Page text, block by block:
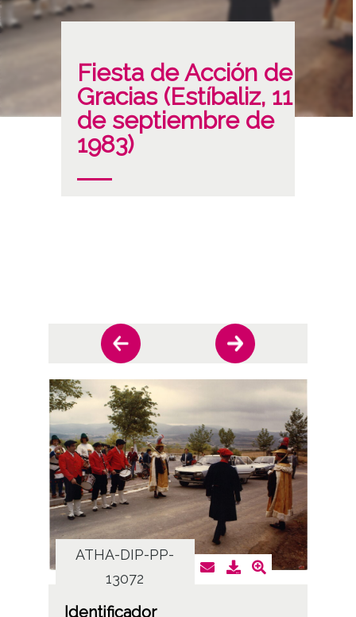
Fiesta de Acción de
Gracias (Estíbaliz, 11
de septiembre de
1983)
ATHA-DIP-PP-
13072
Identificador